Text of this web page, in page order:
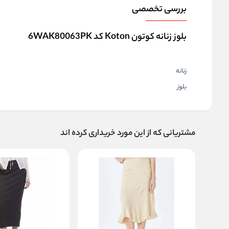
بررسی تخصصی
بلوز زنانه کوتون Koton کد 6WAK80063PK
زنانه
بلوز
مشتریانی که از این مورد خریداری کرده اند